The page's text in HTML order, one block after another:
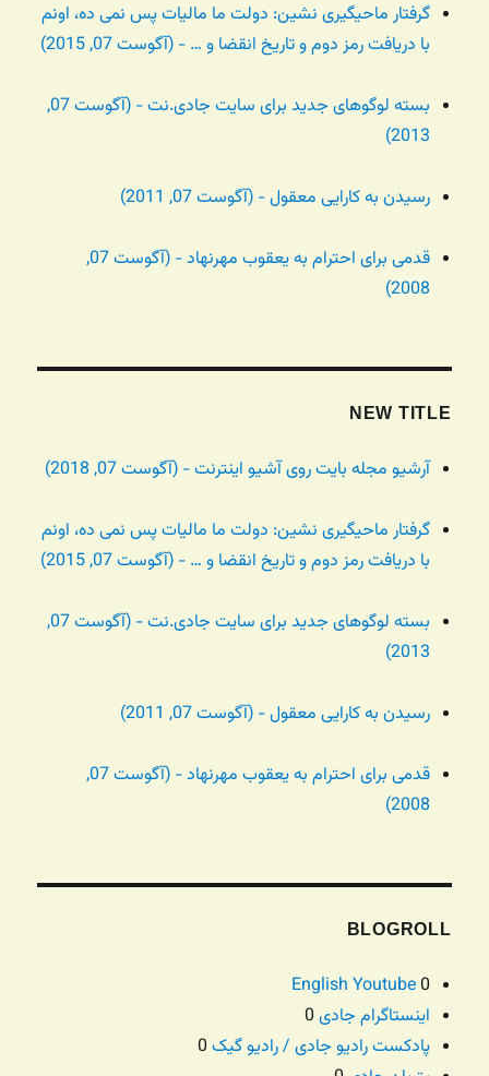
گرفتار ماحیگیری نشین: دولت ما مالیات پس نمی ده، اونم
با دریافت رمز دوم و تاریخ انقضا و … - (آگوست 07, 2015)
بسته لوگوهای جدید برای سایت جادی.نت - (آگوست 07,
2013)
رسیدن به کارایی معقول - (آگوست 07, 2011)
قدمی برای احترام به یعقوب مهرنهاد - (آگوست 07,
2008)
NEW TITLE
آرشیو مجله بایت روی آشیو اینترنت - (آگوست 07, 2018)
گرفتار ماحیگیری نشین: دولت ما مالیات پس نمی ده، اونم
با دریافت رمز دوم و تاریخ انقضا و … - (آگوست 07, 2015)
بسته لوگوهای جدید برای سایت جادی.نت - (آگوست 07,
2013)
رسیدن به کارایی معقول - (آگوست 07, 2011)
قدمی برای احترام به یعقوب مهرنهاد - (آگوست 07,
2008)
BLOGROLL
English Youtube0
اینستاگرام جادی
پادکست رادیو جادی / رادیو گیک